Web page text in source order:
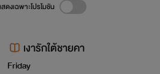
ดงเฉพาะโปรโมชัน
เงารักใต้ชายคา
Friday